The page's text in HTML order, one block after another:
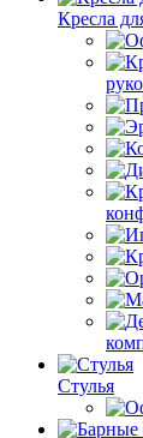
Кресла
Стулья